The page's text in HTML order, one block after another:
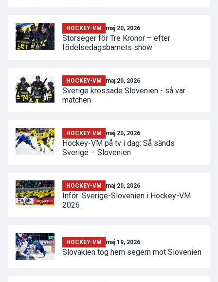
HOCKEY-VM maj 20, 2026
Storseger för Tre Kronor – efter
födelsedagsbarnets show
HOCKEY-VM maj 20, 2026
Sverige krossade Slovenien - så var
matchen
HOCKEY-VM maj 20, 2026
Hockey-VM på tv i dag: Så sänds
Sverige – Slovenien
HOCKEY-VM maj 20, 2026
Inför: Sverige-Slovenien i Hockey-VM
2026
HOCKEY-VM maj 19, 2026
Slovakien tog hem segern mot Slovenien